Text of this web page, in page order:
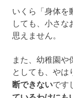
いくら「身体を
しても、小さな
思えません。
また、幼稚園や
としても、やは
断できないです